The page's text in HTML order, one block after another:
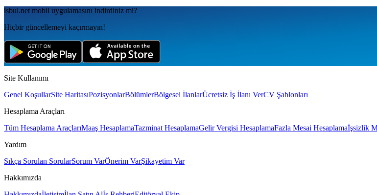
isbul.net mobil uygulamаsını indirdiniz mi?
Hiçbir güncellemeyi kaçırmayın!
Site Kullanımı
Genel KoşullarSite HaritasıPozisyonlarBölümlerBölgesel İlanlarÜcretsiz İş İlanı VerCV Şablonları
Hesaplama Araçları
Tüm Hesaplama AraçlarıMaaş HesaplamaTazminat HesaplamaGelir Vergisi HesaplamaFazla Mesai Hesaplamaİşsizlik
Yardım
Sıkça Sorulan SorularSorum VarÖnerim VarŞikayetim Var
Hakkımızda